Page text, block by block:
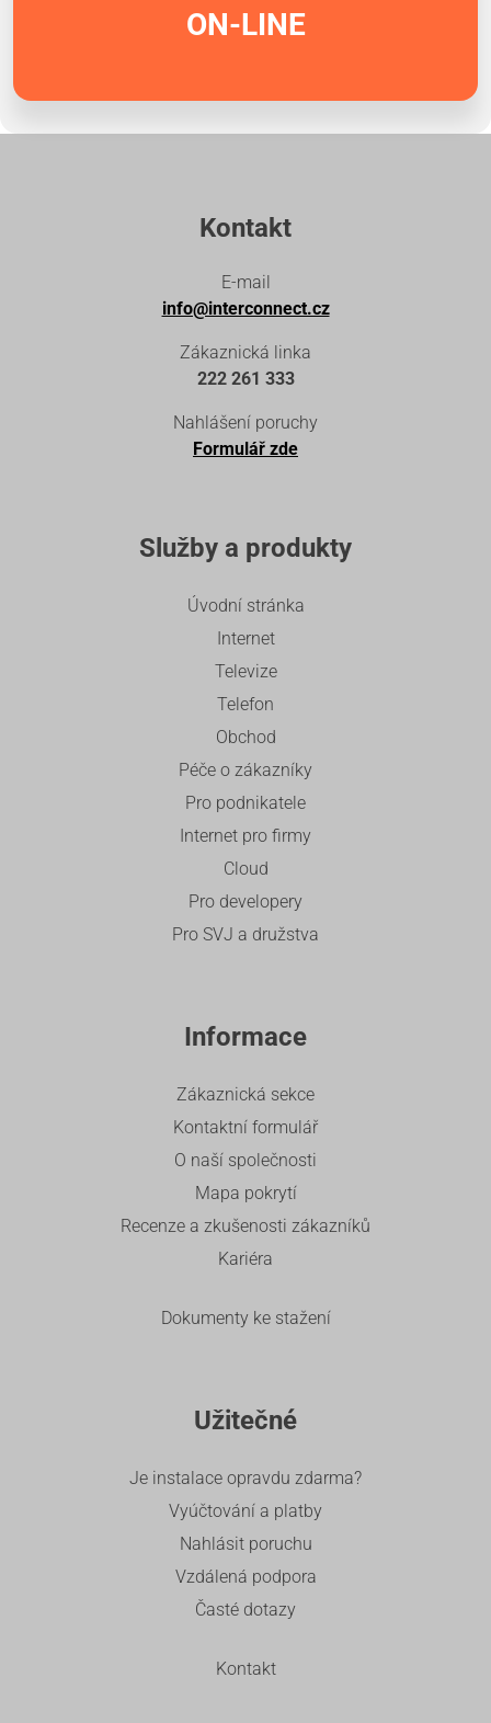
ON-LINE
Kontakt
E-mail
info@interconnect.cz
Zákaznická linka
222 261 333
Nahlášení poruchy
Formulář zde
Služby a produkty
Úvodní stránka
Internet
Televize
Telefon
Obchod
Péče o zákazníky
Pro podnikatele
Internet pro firmy
Cloud
Pro developery
Pro SVJ a družstva
Informace
Zákaznická sekce
Kontaktní formulář
O naší společnosti
Mapa pokrytí
Recenze a zkušenosti zákazníků
Kariéra
Dokumenty ke stažení
Užitečné
Je instalace opravdu zdarma?
Vyúčtování a platby
Nahlásit poruchu
Vzdálená podpora
Časté dotazy
Kontakt